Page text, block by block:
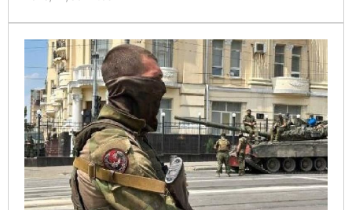
也派出救援隊或是提供人道援助。《三立新聞網》也帶
讀者一同回顧2023年的10大國際要聞。